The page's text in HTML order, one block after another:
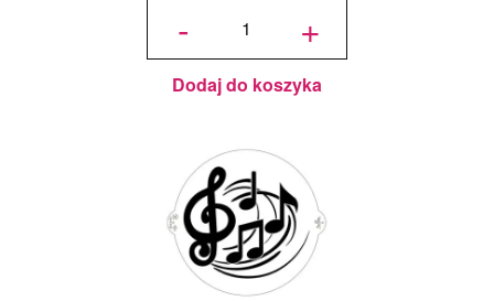
-
do
dekoracji
cm -
SUNSET
Bufet
+
Dodaj do koszyka